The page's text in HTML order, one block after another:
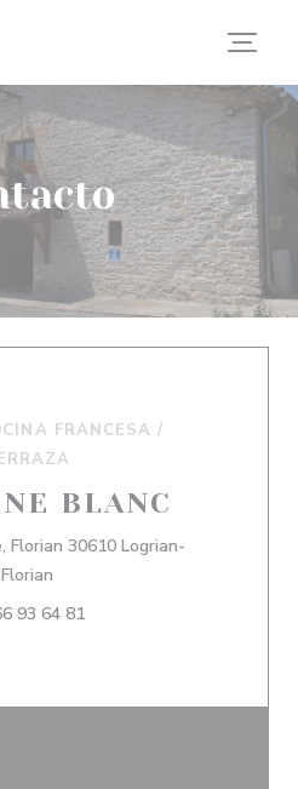
de cookies
FRANCESA /
BLANC
Florian 30610 Logrian-
Florian((abre en una nueva ventana))
93 64 81